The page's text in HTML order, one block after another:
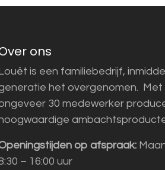
ons
is een familiebedrijf,
het overgenomen. Met
30 medewerker
op afspraak:
– 16:00 uur